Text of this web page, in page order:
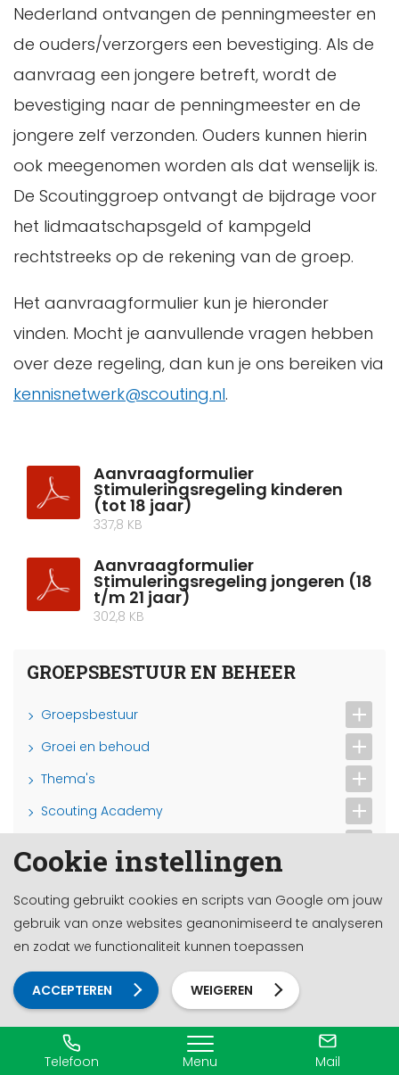
Cookie instellingen
Scouting gebruikt cookies en scripts van Google om jouw
gebruik van onze websites geanonimiseerd te analyseren
en zodat we functionaliteit kunnen toepassen
ACCEPTEREN WEIGEREN
Nederland ontvangen de penningmeester en
de ouders/verzorgers een bevestiging. Als de
aanvraag een jongere betreft, wordt de
bevestiging naar de penningmeester en de
jongere zelf verzonden. Ouders kunnen hierin
ook meegenomen worden als dat wenselijk is.
De Scoutinggroep ontvangt de bijdrage voor
het lidmaatschapsgeld of kampgeld
rechtstreeks op de rekening van de groep.
Het aanvraagformulier kun je hieronder
vinden. Mocht je aanvullende vragen hebben
over deze regeling, dan kun je ons bereiken via
kennisnetwerk@scouting.nl.
Aanvraagformulier
Stimuleringsregeling kinderen
(tot 18 jaar)
337,8 KB
Aanvraagformulier
Stimuleringsregeling jongeren (18
t/m 21 jaar)
302,8 KB
GROEPSBESTUUR EN BEHEER
Groepsbestuur
Groei en behoud
Thema's
Scouting Academy
Financiën en verzekeringen
Contributie
Budget, begroting en verslag
Financiële regelgeving
Verzekeringen
Subsidies en fondsen
Grote Clubactie, Jantje Beton en crowdfunding
Telefoon Menu Mail